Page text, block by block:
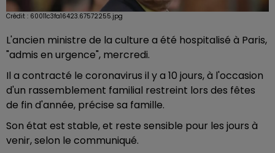
Crédit : 60011c3fa16423.67572255.jpg
L'ancien ministre de la culture a été hospitalisé à Paris,
"admis en urgence", mercredi.
Il a contracté le coronavirus il y a 10 jours, à l'occasion
d'un rassemblement familial restreint lors des fêtes
de fin d'année, précise sa famille.
Son état est stable, et reste sensible pour les jours à
venir, selon le communiqué.